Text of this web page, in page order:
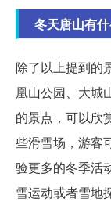
冬天唐山有
除了以上提到的
凰山公园、大城
的景点，可以欣
些滑雪场，游客
验更多的冬季活
雪运动或者雪地